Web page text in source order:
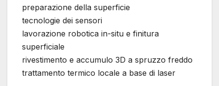
preparazione della superficie
tecnologie dei sensori
lavorazione robotica in-situ e finitura
superficiale
rivestimento e accumulo 3D a spruzzo freddo
trattamento termico locale a base di laser